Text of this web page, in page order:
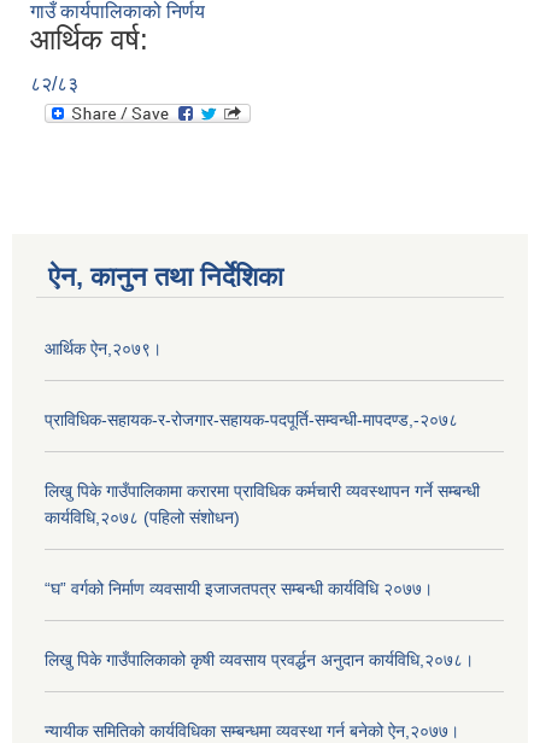
गाउँ कार्यपालिकाको निर्णय
आर्थिक वर्ष:
८२/८३
ऐन, कानुन तथा निर्देशिका
आर्थिक ऐन,२०७९।
प्राविधिक-सहायक-र-रोजगार-सहायक-पदपूर्ति-सम्वन्धी-मापदण्ड,-२०७८
लिखु पिके गाउँपालिकामा करारमा प्राविधिक कर्मचारी व्यवस्थापन गर्ने सम्बन्धी
कार्यविधि,२०७८ (पहिलो संशोधन)
“घ” वर्गको निर्माण व्यवसायी इजाजतपत्र सम्बन्धी कार्यविधि २०७७।
लिखु पिके गाउँपालिकाको कृषी व्यवसाय प्रवर्द्धन अनुदान कार्यविधि,२०७८।
न्यायीक समितिको कार्यविधिका सम्बन्धमा व्यवस्था गर्न बनेको ऐन,२०७७।